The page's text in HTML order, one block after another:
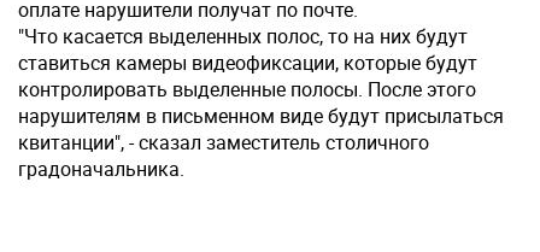
оплате нарушители получат по почте.
"Что касается выделенных полос, то на них будут
ставиться камеры видеофиксации, которые будут
контролировать выделенные полосы. После этого
нарушителям в письменном виде будут присылаться
квитанции", - сказал заместитель столичного
градоначальника.